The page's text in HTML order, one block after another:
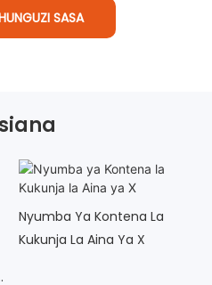
SASA
Nyumba Ya Kontena La
Kukunja La Aina Ya X